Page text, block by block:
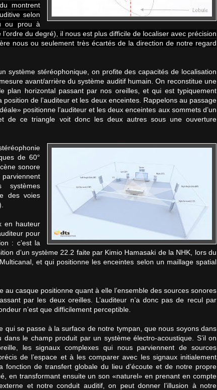
montrent
selon
ou prou à
du degré), il nous est plus difficile de localiser avec précision
nous ou seulement très écartés de la direction de notre regard
système stéréophonique, on profite des capacités de localisation
avant/arrière du système auditif humain. On reconstitue une
plan horizontal passant par nos oreilles, et qui est typiquement
de l’auditeur et les deux enceintes. Rappelons au passage
positionne l’auditeur et les deux enceintes aux sommets d’un
de ce triangle voit donc les deux autres sous une ouverture
de 60°
sonore
des voies
en hauteur
pour
: c’est la
d’un système 22.2 faite par Kimio Hamasaki de la NHK, lors du
et qui positionne les enceintes selon un maillage spatial
au casque positionne quant à elle l’ensemble des sources sonores
par les deux oreilles. L’auditeur n’a donc pas de recul par
n’est que difficilement perceptible.
qui se passe à la surface de notre tympan, que nous soyons dans
le champ produit par un système électro-acoustique. S’il on
les signaux complexes qui nous parviennent de sources
de l’espace et à les comparer avec les signaux initialement
fonction de transfert globale du lieu d’écoute et de notre propre
en transformant ensuite un son «naturel» en prenant en compte
et notre conduit auditif, on peut donner l’illusion à notre